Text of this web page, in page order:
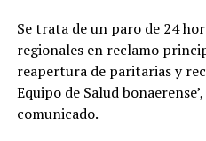
Se trata de un paro de 24
regionales en reclamo
reapertura de paritarias y
Equipo de Salud
comunicado.